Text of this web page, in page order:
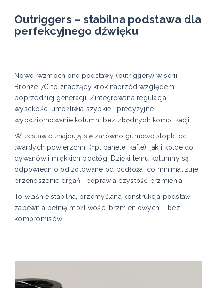
Outriggers – stabilna podstawa dla
perfekcyjnego dźwięku
Nowe, wzmocnione podstawy (outriggery) w serii
Bronze 7G to znaczący krok naprzód względem
poprzedniej generacji. Zintegrowana regulacja
wysokości umożliwia szybkie i precyzyjne
wypoziomowanie kolumn, bez zbędnych komplikacji.
W zestawie znajdują się zarówno gumowe stopki do
twardych powierzchni (np. panele, kafle), jak i kolce do
dywanów i miękkich podłóg. Dzięki temu kolumny są
odpowiednio odizolowane od podłoża, co minimalizuje
przenoszenie drgań i poprawia czystość brzmienia.
To właśnie stabilna, przemyślana konstrukcja podstaw
zapewnia pełnię możliwości brzmieniowych – bez
kompromisów.